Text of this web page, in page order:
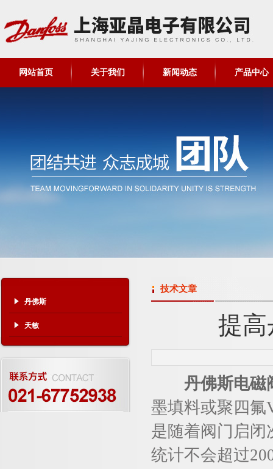
网站首页 关于我们 新闻动态 产品中心
丹佛斯
天敏
技术文章
提高
丹佛斯电磁
墨填料或聚四氟
是随着阀门启闭
统计不会超过